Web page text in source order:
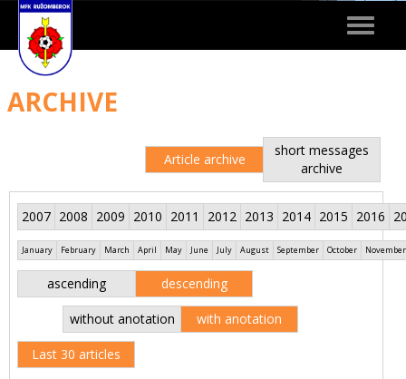
Toggle
ARCHIVE
Article archive
short messages
archive
2007 2008 2009 2010 2011 2012 2013 2014 2015 2016
January February March April May June July August September October November
ascending descending
without anotation with anotation
Last 30 articles